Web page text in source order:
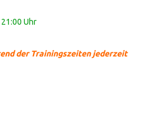
Uhr
der Trainingszeiten jederzeit